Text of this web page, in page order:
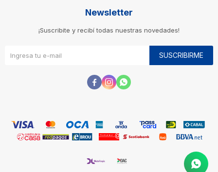
Newsletter
¡Suscribite y recibí todas nuestras novedades!
SUSCRIBIRME
  